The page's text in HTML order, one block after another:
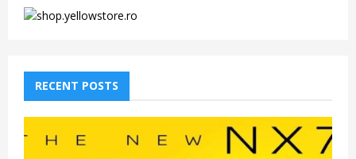
RECENT POSTS